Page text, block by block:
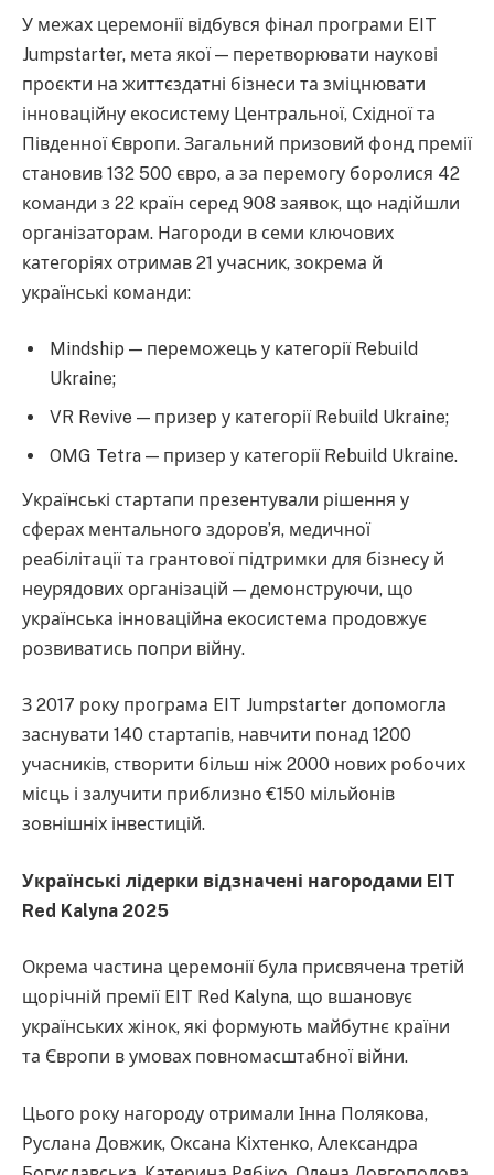
У межах церемонії відбувся фінал програми EIT
Jumpstarter, мета якої — перетворювати наукові
проєкти на життєздатні бізнеси та зміцнювати
інноваційну екосистему Центральної, Східної та
Південної Європи. Загальний призовий фонд премії
становив 132 500 євро, а за перемогу боролися 42
команди з 22 країн серед 908 заявок, що надійшли
організаторам. Нагороди в семи ключових
категоріях отримав 21 учасник, зокрема й
українські команди:
Mindship — переможець у категорії Rebuild
Ukraine;
VR Revive — призер у категорії Rebuild Ukraine;
OMG Tetra — призер у категорії Rebuild Ukraine.
Українські стартапи презентували рішення у
сферах ментального здоров’я, медичної
реабілітації та грантової підтримки для бізнесу й
неурядових організацій — демонструючи, що
українська інноваційна екосистема продовжує
розвиватись попри війну.
З 2017 року програма EIT Jumpstarter допомогла
заснувати 140 стартапів, навчити понад 1200
учасників, створити більш ніж 2000 нових робочих
місць і залучити приблизно €150 мільйонів
зовнішніх інвестицій.
Українські лідерки відзначені нагородами EIT
Red Kalyna 2025
Окрема частина церемонії була присвячена третій
щорічній премії EIT Red Kalyna, що вшановує
українських жінок, які формують майбутнє країни
та Європи в умовах повномасштабної війни.
Цього року нагороду отримали Інна Полякова,
Руслана Довжик, Оксана Кіхтенко, Александра